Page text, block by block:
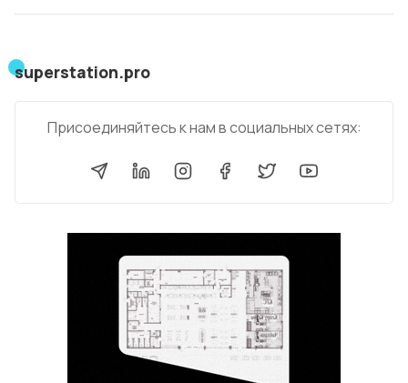
superstation.pro
Присоединяйтесь к нам в социальных сетях: